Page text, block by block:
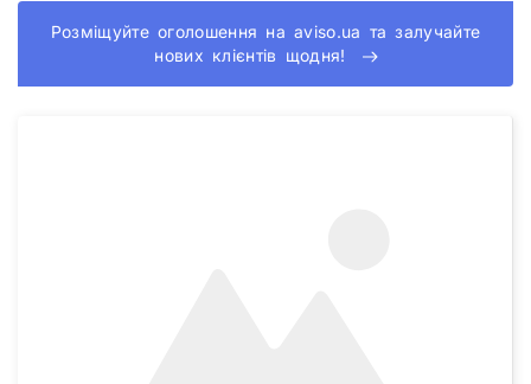
Розміщуйте оголошення на aviso.ua та залучайте
нових клієнтів щодня!